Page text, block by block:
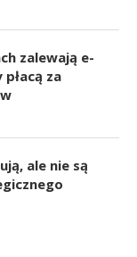
zalewają e-
za
ale nie są